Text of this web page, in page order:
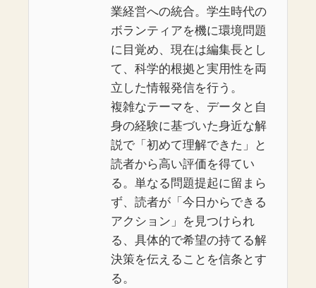
業経営への統合。学生時代の
ボランティアを機に環境問題
に目覚め、現在は編集長とし
て、科学的根拠と実用性を両
立した情報発信を行う。
複雑なテーマを、データと自
身の経験に基づいた身近な解
説で「初めて理解できた」と
読者から高い評価を得てい
る。単なる問題提起に留まら
ず、読者が「今日からできる
アクション」を見つけられ
る、具体的で希望の持てる解
決策を伝えることを信条とす
る。